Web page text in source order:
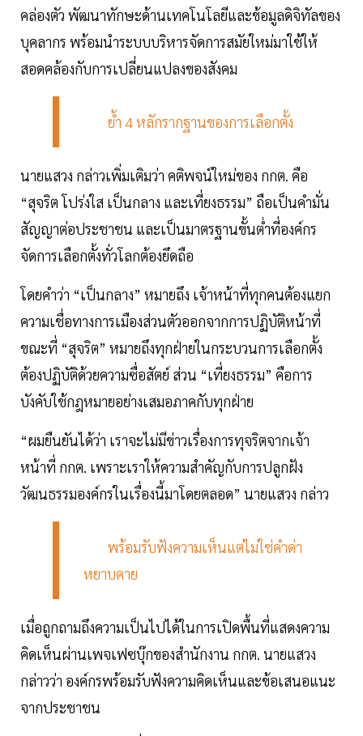
คล่องตัว พัฒนาทักษะด้านเทคโนโลยีและข้อมูลดิจิทัลของ
บุคลากร พร้อมนำระบบบริหารจัดการสมัยใหม่มาใช้ให้
สอดคล้องกับการเปลี่ยนแปลงของสังคม
ย้ำ 4 หลักรากฐานของการเลือกตั้ง
นายแสวง กล่าวเพิ่มเติมว่า คติพจน์ใหม่ของ กกต. คือ
“สุจริต โปร่งใส เป็นกลาง และเที่ยงธรรม” ถือเป็นคำมั่น
สัญญาต่อประชาชน และเป็นมาตรฐานขั้นต่ำที่องค์กร
จัดการเลือกตั้งทั่วโลกต้องยึดถือ
โดยคำว่า “เป็นกลาง” หมายถึง เจ้าหน้าที่ทุกคนต้องแยก
ความเชื่อทางการเมืองส่วนตัวออกจากการปฏิบัติหน้าที่
ขณะที่ “สุจริต” หมายถึงทุกฝ่ายในกระบวนการเลือกตั้ง
ต้องปฏิบัติด้วยความซื่อสัตย์ ส่วน “เที่ยงธรรม” คือการ
บังคับใช้กฎหมายอย่างเสมอภาคกับทุกฝ่าย
“ผมยืนยันได้ว่า เราจะไม่มีข่าวเรื่องการทุจริตจากเจ้า
หน้าที่ กกต. เพราะเราให้ความสำคัญกับการปลูกฝัง
วัฒนธรรมองค์กรในเรื่องนี้มาโดยตลอด” นายแสวง กล่าว
พร้อมรับฟังความเห็นแต่ไม่ใช่คำด่า
หยาบคาย
เมื่อถูกถามถึงความเป็นไปได้ในการเปิดพื้นที่แสดงความ
คิดเห็นผ่านเพจเฟซบุ๊กของสำนักงาน กกต. นายแสวง
กล่าวว่า องค์กรพร้อมรับฟังความคิดเห็นและข้อเสนอแนะ
จากประชาชน